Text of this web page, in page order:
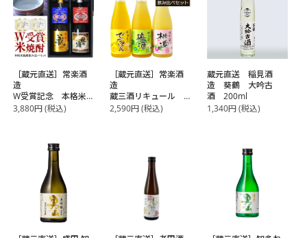
［蔵元直送］常楽酒
造
W受賞記念 本格米
焼酎二酒 味比べセ
3,880円(税込)
［蔵元直送］常楽酒
造
蔵三酒リキュール
お試し飲み比べセッ
退職祝い、内祝い、
誕生日プレゼントに
【2～3営業日以内に
2,590円(税込)
蔵元直送 稲見酒
造 葵鶴 大吟古
酒 200ml
1,340円(税込)